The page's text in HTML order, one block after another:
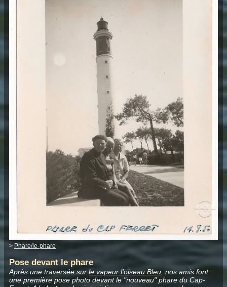
> Phare/le-phare
Pose devant le phare
Après une traversée sur le vapeur l'oiseau Bleu, nos amis font
une première pose photo devant le "nouveau" phare du Cap-